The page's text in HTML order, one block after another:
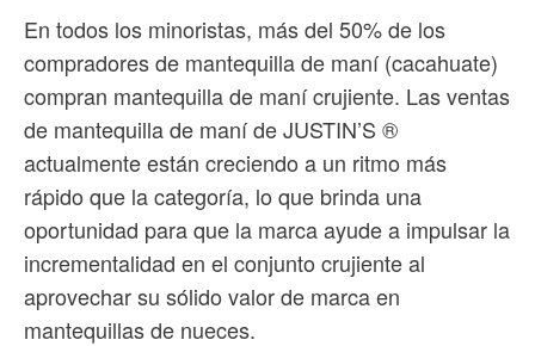
En todos los minoristas, más del 50% de los
compradores de mantequilla de maní (cacahuate)
compran mantequilla de maní crujiente. Las ventas
de mantequilla de maní de JUSTIN’S ®
actualmente están creciendo a un ritmo más
rápido que la categoría, lo que brinda una
oportunidad para que la marca ayude a impulsar la
incrementalidad en el conjunto crujiente al
aprovechar su sólido valor de marca en
mantequillas de nueces.